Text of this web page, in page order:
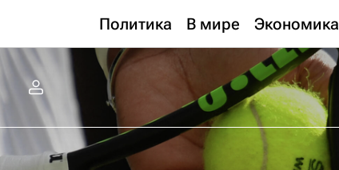
Политика В мире Экономика